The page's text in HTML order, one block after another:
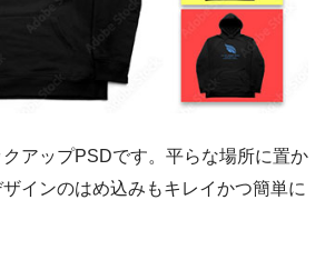
アップPSDです。平らな場所に置か
インのはめ込みもキレイかつ簡単に